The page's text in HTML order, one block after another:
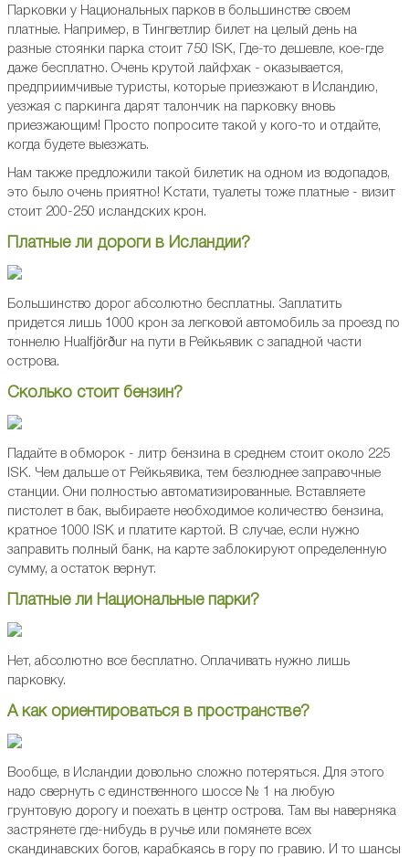
Парковки у Национальных парков в большинстве своем
платные. Например, в Тингветлир билет на целый день на
разные стоянки парка стоит 750 ISK, Где-то дешевле, кое-где
даже бесплатно. Очень крутой лайфхак - оказывается,
предприимчивые туристы, которые приезжают в Исландию,
уезжая с паркинга дарят талончик на парковку вновь
приезжающим! Просто попросите такой у кого-то и отдайте,
когда будете выезжать.
Нам также предложили такой билетик на одном из водопадов,
это было очень приятно! Кстати, туалеты тоже платные - визит
стоит 200-250 исландских крон.
Платные ли дороги в Исландии?
Большинство дорог абсолютно бесплатны. Заплатить
придется лишь 1000 крон за легковой автомобиль за проезд по
тоннелю Hualfjörður на пути в Рейкьявик с западной части
острова.
Сколько стоит бензин?
Падайте в обморок - литр бензина в среднем стоит около 225
ISK. Чем дальше от Рейкьявика, тем безлюднее заправочные
станции. Они полностью автоматизированные. Вставляете
пистолет в бак, выбираете необходимое количество бензина,
кратное 1000 ISK и платите картой. В случае, если нужно
заправить полный банк, на карте заблокируют определенную
сумму, а остаток вернут.
Платные ли Национальные парки?
Нет, абсолютно все бесплатно. Оплачивать нужно лишь
парковку.
А как ориентироваться в пространстве?
Вообще, в Исландии довольно сложно потеряться. Для этого
надо свернуть с единственного шоссе № 1 на любую
грунтовую дорогу и поехать в центр острова. Там вы наверняка
застрянете где-нибудь в ручье или помянете всех
скандинавских богов, карабкаясь в гору по гравию. И то шансы